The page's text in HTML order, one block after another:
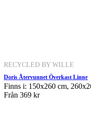
RECYCLED BY WILLE
Doris Återvunnet Överkast Linne
Finns i: 150x260 cm,
Från 369 kr